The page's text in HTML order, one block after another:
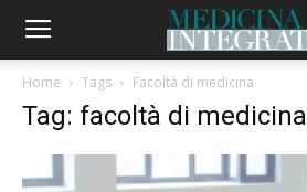
Home Tags Facoltà di medicina
Tag: facoltà di medicina